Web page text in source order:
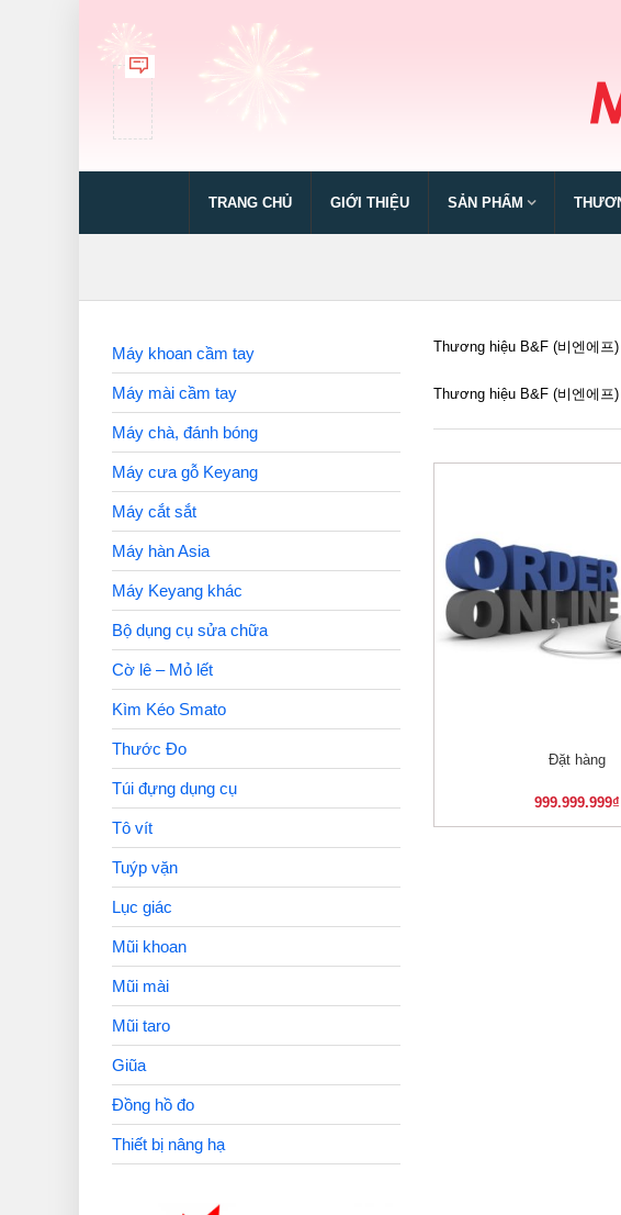
TRANG CHỦ GIỚI THIỆU SẢN PHẨM
Thương hiệu B&F (비엔에
Thương hiệu B&F (비엔에
XEM NHANH
Đặt hàng
999.999.999₫
Máy khoan cầm tay
Máy mài cầm tay
Máy chà, đánh bóng
Máy cưa gỗ Keyang
Máy cắt sắt
Máy hàn Asia
Máy Keyang khác
Bộ dụng cụ sửa chữa
Cờ lê – Mỏ lết
Kìm Kéo Smato
Thước Đo
Túi đựng dụng cụ
Tô vít
Tuýp vặn
Lục giác
Mũi khoan
Mũi mài
Mũi taro
Giũa
Đồng hồ đo
Thiết bị nâng hạ